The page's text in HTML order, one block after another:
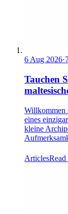
6 Aug 2026·
Tauchen
Willkommen
eines
kleine
ArticlesRead